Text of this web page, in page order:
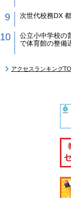
次世代校務DX
公立小中学校の
で体育館の整備
アクセスランキング